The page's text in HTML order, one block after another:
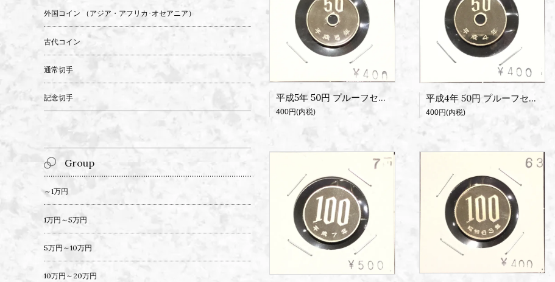
平成5年 50円 プルーフセット出し
400円(内税)
平成4年 50円 プルーフセット出し
400円(内税)
外国コイン （アジア・アフリカ･オセアニア）
古代コイン
通常切手
記念切手
Group
～1万円
1万円～5万円
5万円～10万円
10万円～20万円